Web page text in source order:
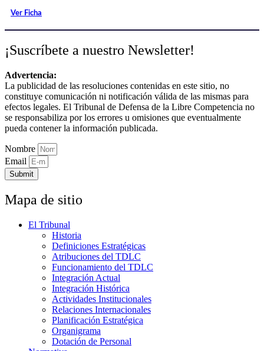
Ver Ficha
¡Suscríbete a nuestro Newsletter!
Advertencia:
La publicidad de las resoluciones contenidas en este sitio, no
constituye comunicación ni notificación válida de las mismas para
efectos legales. El Tribunal de Defensa de la Libre Competencia no
se responsabiliza por los errores u omisiones que eventualmente
pueda contener la información publicada.
Nombre
Email
Submit
Mapa de sitio
El Tribunal
Historia
Definiciones Estratégicas
Atribuciones del TDLC
Funcionamiento del TDLC
Integración Actual
Integración Histórica
Actividades Institucionales
Relaciones Internacionales
Planificación Estratégica
Organigrama
Dotación de Personal